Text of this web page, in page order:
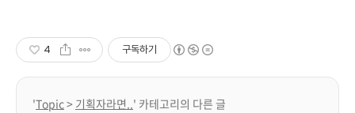
4 구독하기
'Topic> 기획자라면..' 카테고리의 다른 글